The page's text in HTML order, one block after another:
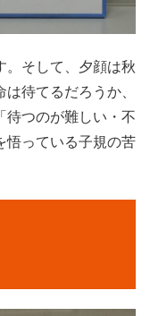
。そして、夕顔は秋
待てるだろうか、
待つのが難しい・不
悟っている子規の苦